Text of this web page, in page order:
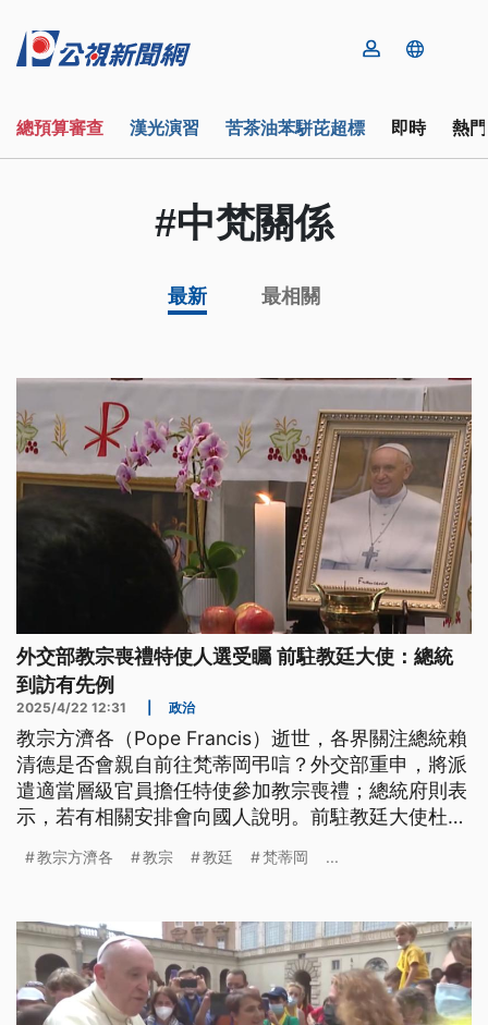
總預算審查 漢光演習 苦茶油苯駢芘超標 即時 熱
#中梵關係
最新 最相關
外交部教宗喪禮特使人選受矚 前駐教廷大使：總統
到訪有先例
2025/4/22 12:31 政治
教宗方濟各（Pope Francis）逝世，各界關注總統賴
清德是否會親自前往梵蒂岡弔唁？外交部重申，將派
遣適當層級官員擔任特使參加教宗喪禮；總統府則表
示，若有相關安排會向國人說明。前駐教廷大使杜筑
清德有意願前往表達我方重視，勢必能更鞏固台梵關
教宗方濟各 教宗 教廷 梵蒂岡 ...